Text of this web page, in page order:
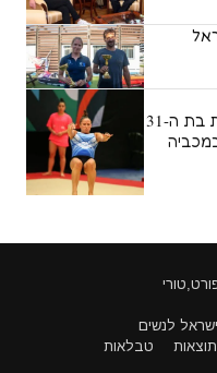
אין גיל לחלומות, הכירו את המתעמלת בת ה-31
לנשים
תוצאות
טבלאות